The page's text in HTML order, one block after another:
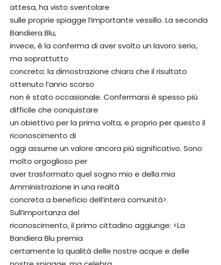
attesa, ha visto sventolare
sulle proprie spiagge l’importante vessillo. La seconda
Bandiera Blu,
invece, è la conferma di aver svolto un lavoro serio,
ma soprattutto
concreto: la dimostrazione chiara che il risultato
ottenuto l’anno scorso
non è stato occasionale. Confermarsi è spesso più
difficile che conquistare
un obiettivo per la prima volta, e proprio per questo il
riconoscimento di
oggi assume un valore ancora più significativo. Sono
molto orgoglioso per
aver trasformato quel sogno mio e della mia
Amministrazione in una realtà
concreta a beneficio dell’intera comunità>.
Sull’importanza del
riconoscimento, il primo cittadino aggiunge: <La
Bandiera Blu premia
certamente la qualità delle nostre acque e delle